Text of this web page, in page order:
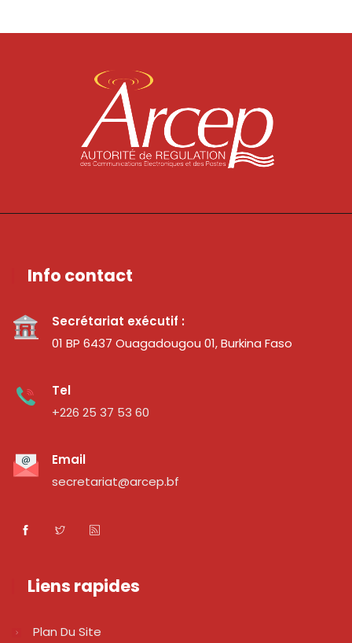
Info contact
Secrétariat exécutif :
01 BP 6437 Ouagadougou 01, Burkina Faso
Tel
+226 25 37 53 60
Email
secretariat@arcep.bf
Liens rapides
Plan Du Site